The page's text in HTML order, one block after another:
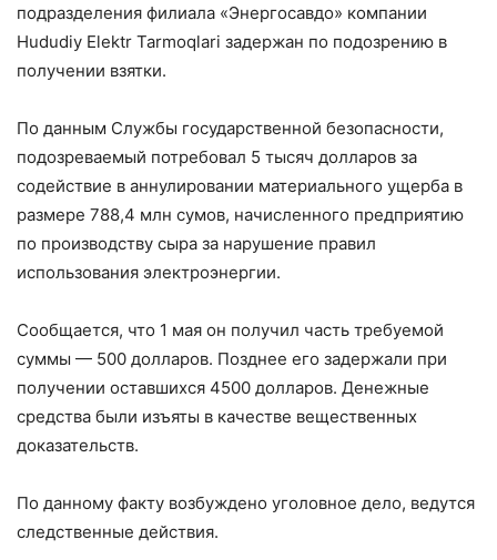
подразделения филиала «Энергосавдо» компании
Hududiy Elektr Tarmoqlari задержан по подозрению в
получении взятки.
По данным Службы государственной безопасности,
подозреваемый потребовал 5 тысяч долларов за
содействие в аннулировании материального ущерба в
размере 788,4 млн сумов, начисленного предприятию
по производству сыра за нарушение правил
использования электроэнергии.
Сообщается, что 1 мая он получил часть требуемой
суммы — 500 долларов. Позднее его задержали при
получении оставшихся 4500 долларов. Денежные
средства были изъяты в качестве вещественных
доказательств.
По данному факту возбуждено уголовное дело, ведутся
следственные действия.